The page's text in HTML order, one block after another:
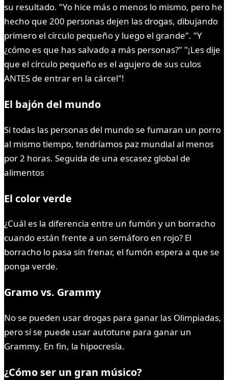
su resultado. "Yo hice más o menos lo mismo, pero he
hecho que 200 personas dejen las drogas, dibujando
primero el círculo pequeño y luego el grande". "Y
¿cómo es que has salvado a más personas?" "¡Les dije
que el círculo pequeño es el agujero de sus culos
ANTES de entrar en la cárcel"!
El bajón del mundo
Si todas las personas del mundo se fumaran un porro
al mismo tiempo, tendríamos paz mundial al menos
por 2 horas. Seguida de una escasez global de
alimentos
El color verde
¿Cuál es la diferencia entre un fumón y un borracho
cuando están frente a un semáforo en rojo? El
borracho lo pasa sin frenar, el fumón espera a que se
ponga verde.
Gramo vs. Grammy
No se pueden usar drogas para ganar las Olimpiadas,
pero sí se puede usar autotune para ganar un
Grammy. En fin, la hipocresía.
¿Cómo ser un gran músico?